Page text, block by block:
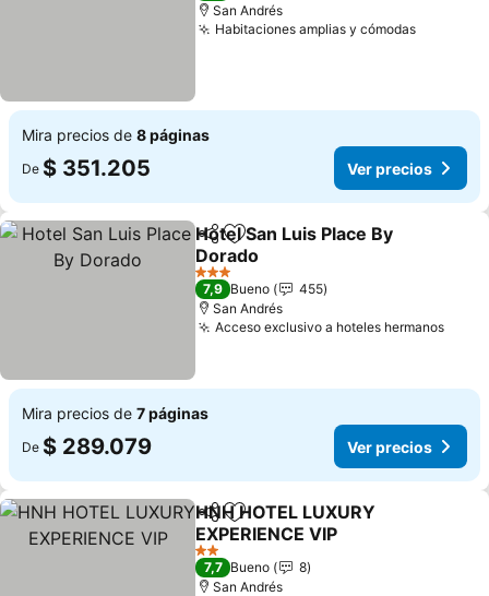
San Andrés
Habitaciones amplias y cómodasVer
Mira precios de 8 páginas
De $ 351.205 Ver precios
CompartirAgregar a favoritos
Hotel San Luis Place By
Dorado
Ver precios
3 Estrellas
7,9 Bueno
455
San Andrés
Acceso exclusivo a hoteles hermanosVer
Mira precios de 7 páginas
De $ 289.079 Ver precios
CompartirAgregar a favoritos
HNH HOTEL LUXURY
EXPERIENCE VIP
Ver precios
2 Estrellas
7,7 Bueno
8
San Andrés